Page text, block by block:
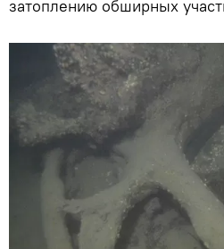
затоплению обширных